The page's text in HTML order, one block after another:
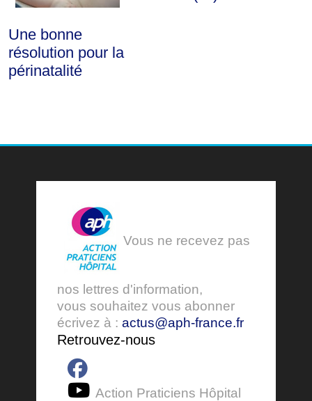
Une bonne
résolution pour la
périnatalité
Vous ne recevez pas
nos lettres d'information,
vous souhaitez vous abonner
écrivez à : actus@aph-france.fr
Retrouvez-nous
Action Praticiens Hôpital